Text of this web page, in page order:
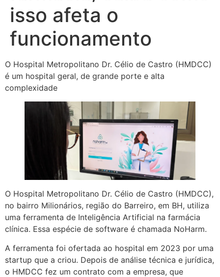
isso afeta o
funcionamento
O Hospital Metropolitano Dr. Célio de Castro (HMDCC)
é um hospital geral, de grande porte e alta
complexidade
O Hospital Metropolitano Dr. Célio de Castro (HMDCC),
no bairro Milionários, região do Barreiro, em BH, utiliza
uma ferramenta de Inteligência Artificial na farmácia
clínica. Essa espécie de software é chamada NoHarm.
A ferramenta foi ofertada ao hospital em 2023 por uma
startup que a criou. Depois de análise técnica e jurídica,
o HMDCC fez um contrato com a empresa, que